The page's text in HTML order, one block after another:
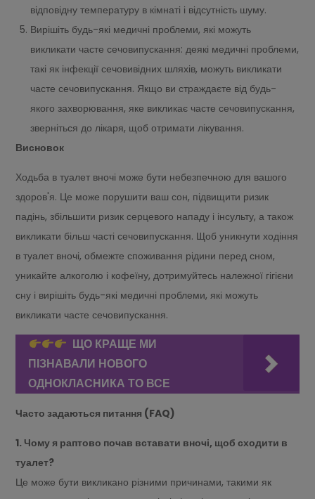
відповідну температуру в кімнаті і відсутність шуму.
Вирішіть будь-які медичні проблеми, які можуть
викликати часте сечовипускання: деякі медичні проблеми,
такі як інфекції сечовивідних шляхів, можуть викликати
часте сечовипускання. Якщо ви страждаєте від будь-
якого захворювання, яке викликає часте сечовипускання,
зверніться до лікаря, щоб отримати лікування.
Висновок
Ходьба в туалет вночі може бути небезпечною для вашого
здоров'я. Це може порушити ваш сон, підвищити ризик
падінь, збільшити ризик серцевого нападу і інсульту, а також
викликати більш часті сечовипускання. Щоб уникнути ходіння
в туалет вночі, обмежте споживання рідини перед сном,
уникайте алкоголю і кофеїну, дотримуйтесь належної гігієни
сну і вирішіть будь-які медичні проблеми, які можуть
викликати часте сечовипускання.
ЩО КРАЩЕ МИ
ПІЗНАВАЛИ НОВОГО
ОДНОКЛАСНИКА ТО ВСЕ
Часто задаються питання (FAQ)
1. Чому я раптово почав вставати вночі, щоб сходити в
туалет?
Це може бути викликано різними причинами, такими як